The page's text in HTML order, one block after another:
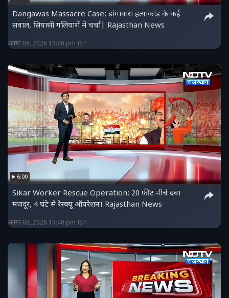
Dangawas Massacre Case: डांगावास हत्याकांड के कई
सवाल, सियासी गलियारों में चर्चा| Rajasthan News
अगस्त 08, 2026 19:40 pm IST
6:00
Sikar Worker Rescue Operation: 20 फीट नीचे दबा
मजदूर, 4 घंटे से रेस्क्यू ऑपरेशन। Rajasthan News
अगस्त 08, 2026 19:40 pm IST